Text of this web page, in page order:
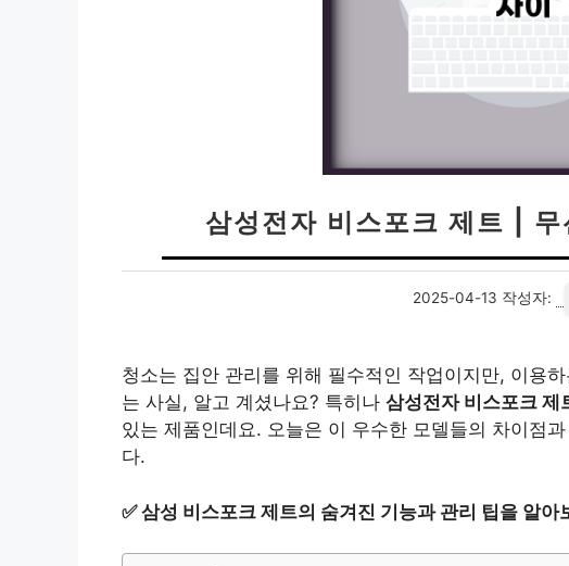
삼성전자 비스포크 제트 | 무
2025-04-13 작성자:
청소는 집안 관리를 위해 필수적인 작업이지만, 이용
는 사실, 알고 계셨나요? 특히나 삼성전자 비스포크 제
있는 제품인데요. 오늘은 이 우수한 모델들의 차이점
다.
✅삼성 비스포크 제트의 숨겨진 기능과 관리 팁을 알아